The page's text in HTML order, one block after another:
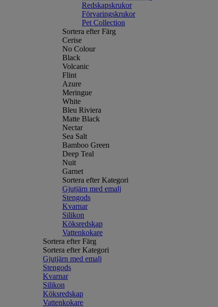
Redskapskrukor
Förvaringskrukor
Pet Collection
Sortera efter Färg
Cerise
No Colour
Black
Volcanic
Flint
Azure
Meringue
White
Bleu Riviera
Matte Black
Nectar
Sea Salt
Bamboo Green
Deep Teal
Nuit
Garnet
Sortera efter Kategori
Gjutjärn med emalj
Stengods
Kvarnar
Silikon
Köksredskap
Vattenkokare
Sortera efter Färg
Sortera efter Kategori
Gjutjärn med emalj
Stengods
Kvarnar
Silikon
Köksredskap
Vattenkokare